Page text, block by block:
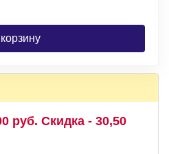
руб. Скидка - 30,50